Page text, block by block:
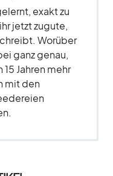
exakt zu
jetzt zugute,
Worüber
ganz genau,
Jahren mehr
mit den